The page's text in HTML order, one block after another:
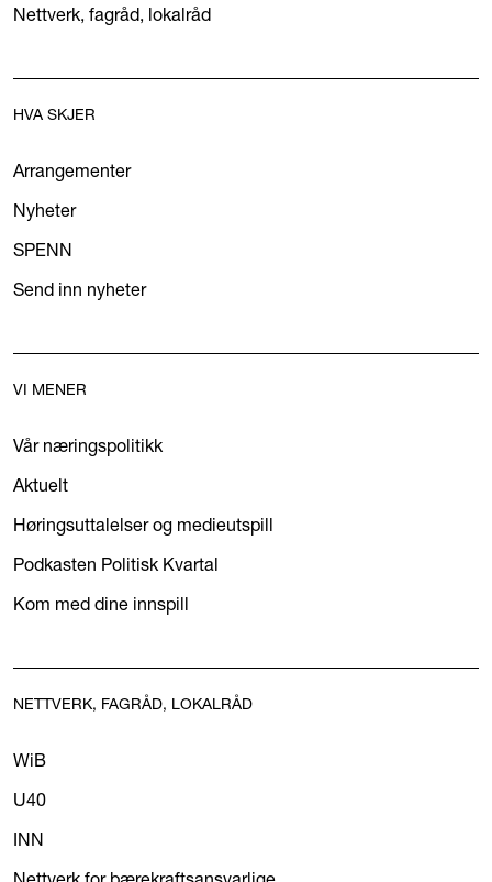
Nettverk, fagråd, lokalråd
HVA SKJER
Arrangementer
Nyheter
SPENN
Send inn nyheter
VI MENER
Vår næringspolitikk
Aktuelt
Høringsuttalelser og medieutspill
Podkasten Politisk Kvartal
Kom med dine innspill
NETTVERK, FAGRÅD, LOKALRÅD
WiB
U40
INN